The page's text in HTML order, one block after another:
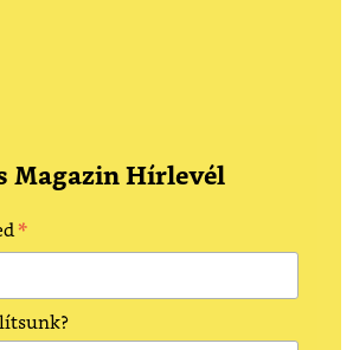
Magazin Hírlevél
*